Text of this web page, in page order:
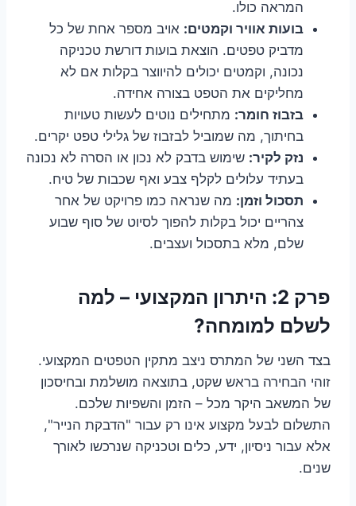
המראה כולו.
בועות אוויר וקמטים: אויב מספר אחת של כל
מדביק טפטים. הוצאת בועות דורשת טכניקה
נכונה, וקמטים יכולים להיווצר בקלות אם לא
מחליקים את הטפט בצורה אחידה.
בזבוז חומר: מתחילים נוטים לעשות טעויות
בחיתוך, מה שמוביל לבזבוז של גלילי טפט יקרים.
נזק לקיר: שימוש בדבק לא נכון או הסרה לא נכונה
בעתיד עלולים לקלף צבע ואף שכבות של טיח.
תסכול וזמן: מה שנראה כמו פרויקט של אחר
צהריים יכול בקלות להפוך לסיוט של סוף שבוע
שלם, מלא בתסכול ועצבים.
פרק 2: היתרון המקצועי – למה
לשלם למומחה?
בצד השני של המתרס ניצב מתקין הטפטים המקצועי.
זוהי הבחירה בראש שקט, בתוצאה מושלמת ובחיסכון
של המשאב היקר מכל – הזמן והשפיות שלכם.
התשלום לבעל מקצוע אינו רק עבור "הדבקת הנייר",
אלא עבור ניסיון, ידע, כלים וטכניקה שנרכשו לאורך
שנים.